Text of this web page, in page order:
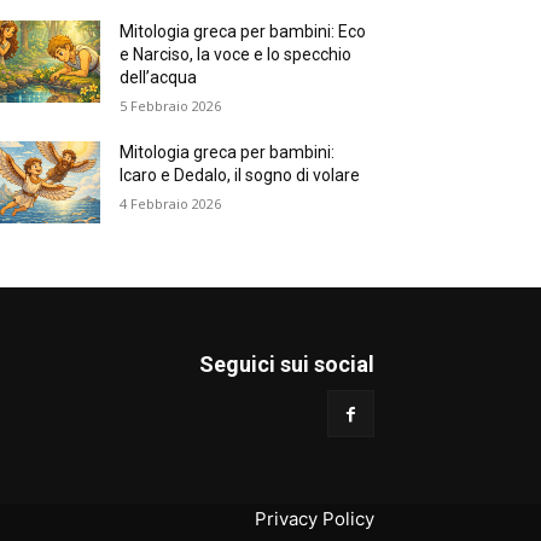
Mitologia greca per bambini: Eco
e Narciso, la voce e lo specchio
dell’acqua
5 Febbraio 2026
Mitologia greca per bambini:
Icaro e Dedalo, il sogno di volare
4 Febbraio 2026
Seguici sui social
Privacy Policy